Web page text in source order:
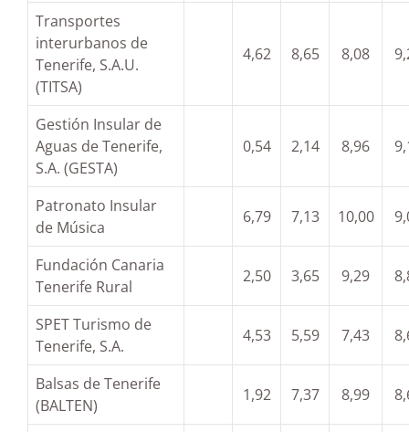
Transportes
interurbanos de
Tenerife, S.A.U.
(TITSA)
4,62 8,65 8,08
Gestión Insular de
Aguas de Tenerife,
S.A. (GESTA)
0,54 2,14 8,96
Patronato Insular
de Música
6,79 7,13 10,00
Fundación Canaria
Tenerife Rural
2,50 3,65 9,29
SPET Turismo de
Tenerife, S.A.
4,53 5,59 7,43
Balsas de Tenerife
(BALTEN)
1,92 7,37 8,99